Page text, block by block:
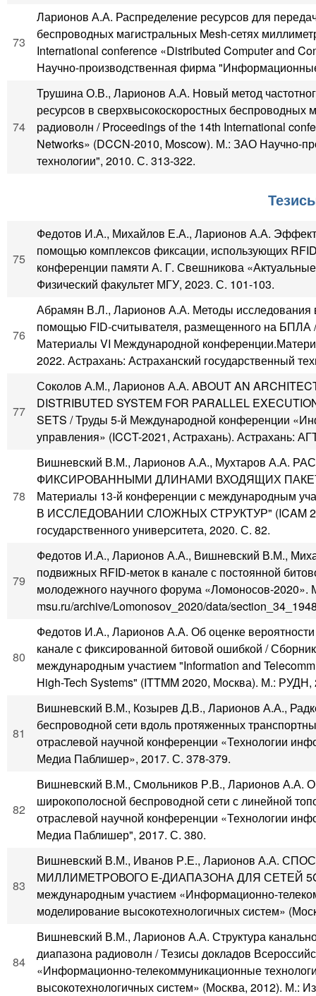
73
Ларионов А.А. Распределение ресурсов для
беспроводных магистральных Mesh-сетях
International conference «Distributed Computer and
Научно-производственная фирма
74
Трушина О.В., Ларионов А.А. Новый метод
ресурсов в сверхвысокоскоростных беспроводных
радиоволн / Proceedings of the 14th International
Networks» (DCCN-2010, Moscow). М.: ЗАО Научно-
технологии", 2010. С. 313-322.
75
Федотов И.А., Михайлов Е.А., Ларионов А.А.
помощью комплексов фиксации, использующих
конференции памяти А. Г. Свешникова
Физический факультет МГУ, 2023. С. 101-103.
76
Абрамян В.Л., Ларионов А.А. Методы исследования
помощью FID-считывателя, размещенного на
Материалы VI Международной
2022. Астрахань: Астраханский государственный
77
Соколов А.М., Ларионов А.А. ABOUT AN
DISTRIBUTED SYSTEM FOR PARALLEL
SETS / Труды 5-й Международной конференции
управления» (ICCT-2021, Астрахань). Астрахань:
78
Вишневский В.М., Ларионов А.А., Мухтаров
ФИКСИРОВАННЫМИ ДЛИНАМИ ВХОДЯЩИХ
Материалы 13-й конференции с
В ИССЛЕДОВАНИИ СЛОЖНЫХ СТРУКТУР" (ICAM
государственного университета, 2020. С. 82.
79
Федотов И.А., Ларионов А.А., Вишневский В.М.,
подвижных RFID-меток в канале с постоянной
молодежного научного форума «Ломоносов-
msu.ru/archive/Lomonosov_2020/data/
80
Федотов И.А., Ларионов А.А. Об оценке
канале с фиксированной битовой ошибкой /
международным участием "Information and
High-Tech Systems" (ITTMM 2020, Москва). М.: РУДН,
81
Вишневский В.М., Козырев Д.В., Ларионов А.А.,
беспроводной сети вдоль протяженных
отраслевой научной конференции «Технологии
Медиа Паблишер», 2017. С. 378-379.
82
Вишневский В.М., Смольников Р.В., Ларионов А.А.
широкополосной беспроводной сети с линейной
отраслевой научной конференции «Технологии
Медиа Паблишер", 2017. С. 380.
83
Вишневский В.М., Иванов Р.Е., Ларионов А.А.
МИЛЛИМЕТРОВОГО E-ДИАПАЗОНА ДЛЯ СЕТЕЙ 5G /
международным участием «Информационно-
моделирование высокотехнологич­ных систем»
84
Вишневский В.М., Ларионов А.А. Структура
диапазона радиоволн / Тезисы докладов
«Информационно-телеком­муникационные
высокотехнологич­ных систем» (Москва, 2012). М.: